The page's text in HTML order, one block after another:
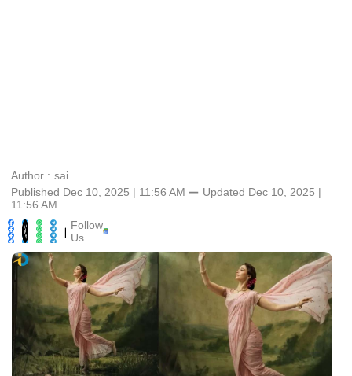
Author : sai
Published Dec 10, 2025 | 11:56 AM ⚊ Updated Dec 10, 2025 |
11:56 AM
| Follow
Us